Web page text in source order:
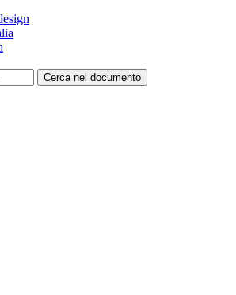
Cerca nel documento